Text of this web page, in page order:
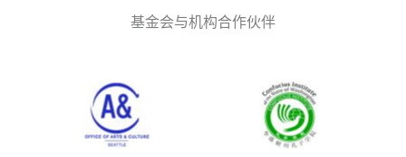
基金会与机构合作伙伴